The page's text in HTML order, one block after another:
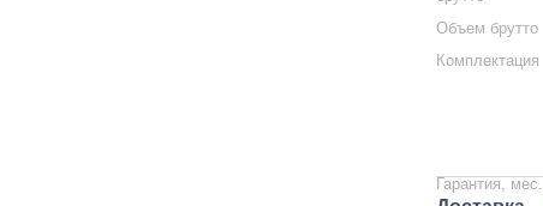
Объем брутто
Комплектация
Гарантия, мес.